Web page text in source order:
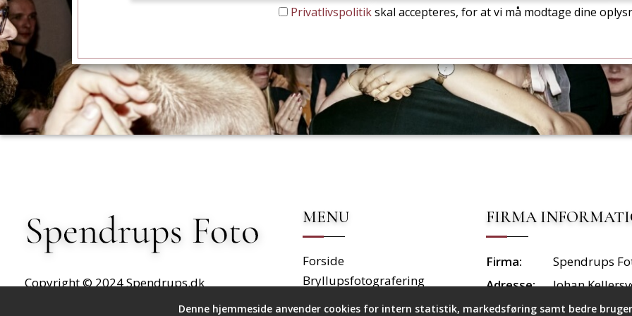
Privatlivspolitikskal accepteres, for at vi må modtage dine
Copyright © 2024Spendrups.dk
MENU
Forside
Bryllupsfotografering
FIRMA
Firma:
Spendrups
Adresse:
Johan
2450
Denne hjemmeside anvender cookies for intern statistik, markedsføring samt bedre